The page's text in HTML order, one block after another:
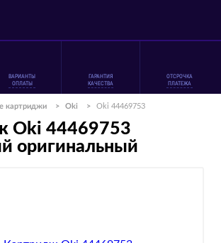
ВАРИАНТЫ
ОПЛАТЫ
ГАРАНТИЯ
КАЧЕСТВА
ОТСРОЧКА
ПЛАТЕЖА
картриджи > Oki > Oki 44469753
Oki 44469753
оригинальный